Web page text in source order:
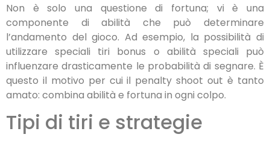
Non è solo una questione di fortuna; vi è una
componente di abilità che può determinare
l’andamento del gioco. Ad esempio, la possibilità di
utilizzare speciali tiri bonus o abilità speciali può
influenzare drasticamente le probabilità di segnare. È
questo il motivo per cui il penalty shoot out è tanto
amato: combina abilità e fortuna in ogni colpo.
Tipi di tiri e strategie